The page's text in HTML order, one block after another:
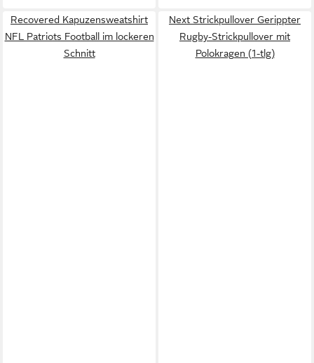
Recovered Kapuzensweatshirt
NFL Patriots Football im lockeren
Schnitt
Next Strickpullover Gerippter
Rugby-Strickpullover mit
Polokragen (1-tlg)